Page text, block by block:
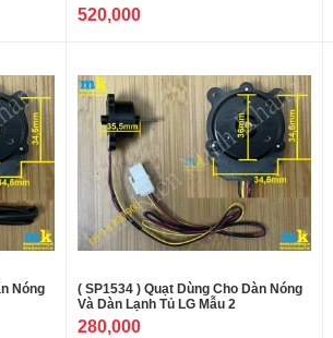
520,000
Nóng
( SP1534 ) Quạt Dùng Cho Dàn Nóng
Và Dàn Lạnh Tủ LG Mẫu 2
280,000